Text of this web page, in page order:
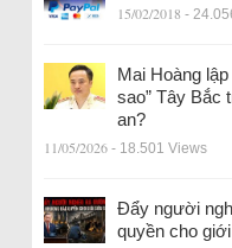
15/02/2018 -
Mai Hoàng
sao” Tây Bắc
an?
11/05/2026 - 18.501 Views
Đẩy người
quyền cho